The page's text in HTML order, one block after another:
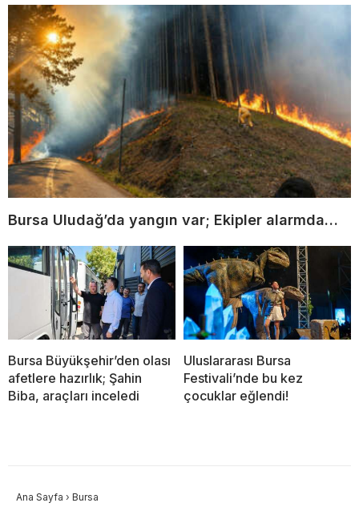
Bursa Uludağ’da yangın var; Ekipler alarmda…
Bursa Büyükşehir’den olası
afetlere hazırlık; Şahin
Biba, araçları inceledi
Uluslararası Bursa
Festivali’nde bu kez
çocuklar eğlendi!
Ana Sayfa › Bursa